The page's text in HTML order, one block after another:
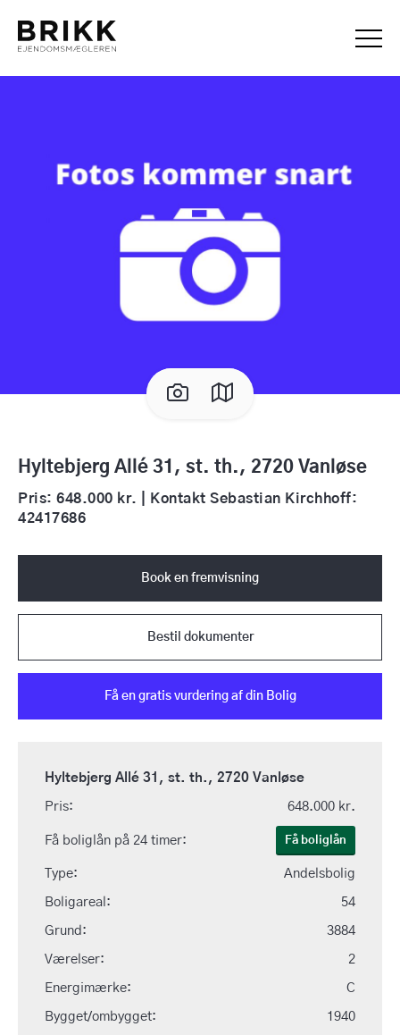
Hyltebjerg Allé 31, st. th., 2720 Vanløse
Pris: 648.000 kr. | Kontakt Sebastian Kirchhoff:
42417686
Hyltebjerg Allé 31, st. th., 2720 Vanløse
Pris: 648.000 kr.
Få boliglån på 24 timer: Få boliglån
Type: Andelsbolig
Boligareal: 54
Grund: 3884
Værelser: 2
Energimærke: C
Bygget/ombygget: 1940
Book en fremvisning
Bestil dokumenter
Få en gratis vurdering af din Bolig